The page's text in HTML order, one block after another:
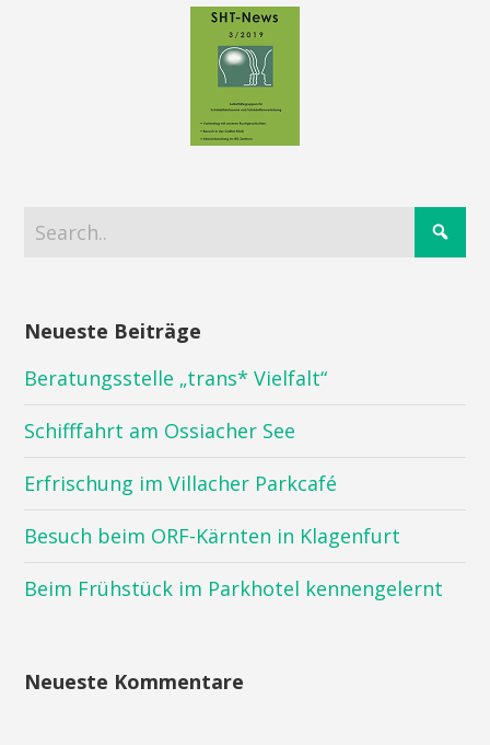
Neueste Beiträge
Beratungsstelle „trans* Vielfalt“
Schifffahrt am Ossiacher See
Erfrischung im Villacher Parkcafé
Besuch beim ORF-Kärnten in Klagenfurt
Beim Frühstück im Parkhotel kennengelernt
Neueste Kommentare